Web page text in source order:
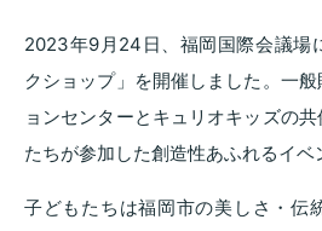
2023年9月24日、福岡国際会議場
クショップ」を開催しました。一
ョンセンターとキュリオキッズの
たちが参加した創造性あふれるイベ
子どもたちは福岡市の美しさ・伝